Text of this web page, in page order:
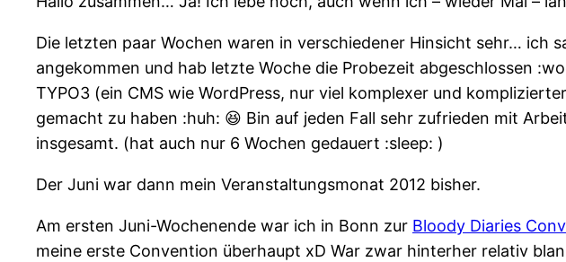
Die letzten paar Wochen waren in verschiedener Hinsicht sehr… ich
angekommen und hab letzte Woche die Probezeit abgeschlossen
TYPO3 (ein CMS wie WordPress, nur viel komplexer und
gemacht zu haben :huh: 😆 Bin auf jeden Fall sehr zufrieden mit
insgesamt. (hat auch nur 6 Wochen gedauert :sleep: )
Der Juni war dann mein Veranstaltungsmonat 2012 bisher.
Am ersten Juni-Wochenende war ich in Bonn zur Bloody Diaries
meine erste Convention überhaupt xD War zwar hinterher relativ